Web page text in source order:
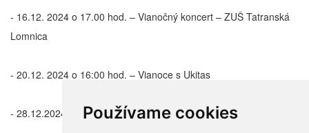
Používame cookies
- 16.12. 2024 o 17.00 hod. – Vianočný koncert – ZUŠ Tatranská
Lomnica
- 20.12. 2024 o 16:00 hod. – Vianoce s Ukitas
- 28.12.2024 o 16.00 hod. – Vianočný koncert Dua PV Acoustic